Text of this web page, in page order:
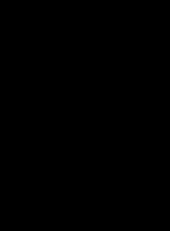
mit Druckknopf,
Fontaneda